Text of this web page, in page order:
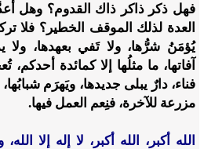
فهل ذكر ذاكر ذاك القدوم؟ وهل
العدة لذلك الموقف الخطير؟ فلا
يُؤمَنُ شرُّها، ولا تَفي بعهدها،
آفاتها، ما مثلُها إلا كمائدة
فناء، دارٌ يبلى جديدها، ويَهرَم
مزرعة للآخرة، فنِعم العمل فيها.
الله أكبر، الله أكبر، لا إله إلا